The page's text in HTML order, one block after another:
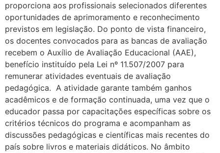
proporciona aos profissionais selecionados diferentes
oportunidades de aprimoramento e reconhecimento
previstos em legislação. Do ponto de vista financeiro,
os docentes convocados para as bancas de avaliação
recebem o Auxílio de Avaliação Educacional (AAE),
benefício instituído pela Lei nº 11.507/2007 para
remunerar atividades eventuais de avaliação
pedagógica. A atividade garante também ganhos
acadêmicos e de formação continuada, uma vez que o
educador passa por capacitações específicas sobre os
critérios técnicos do programa e acompanham as
discussões pedagógicas e científicas mais recentes do
país sobre livros e materiais didáticos. No âmbito